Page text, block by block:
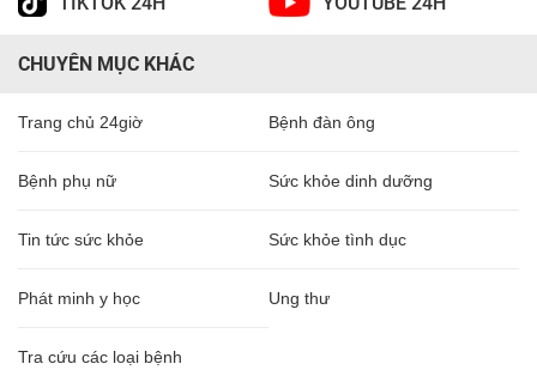
CHUYÊN MỤC KHÁC
Trang chủ 24giờ Bệnh đàn ông
Bệnh phụ nữ Sức khỏe dinh dưỡng
Tin tức sức khỏe Sức khỏe tình dục
Phát minh y học Ung thư
Tra cứu các loại bệnh